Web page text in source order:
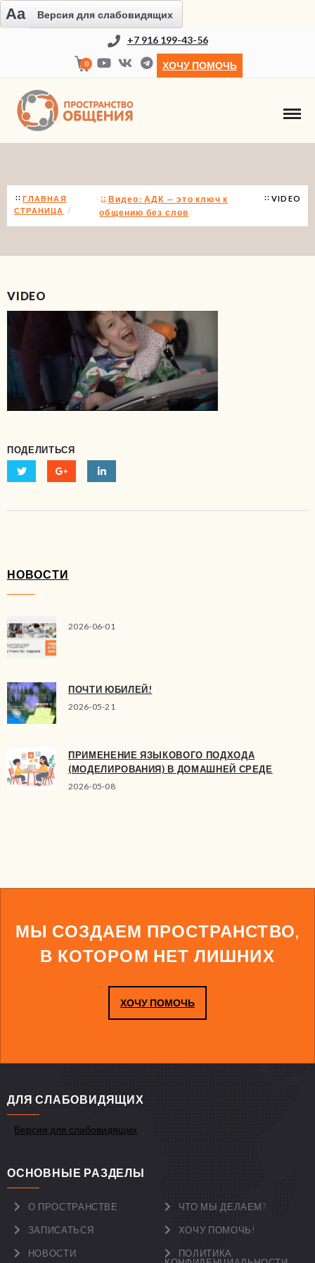
Aa Версия для слабовидящих
+7 916 199-43-56
0 ХОЧУ ПОМОЧЬ
ГЛАВНАЯ
СТРАНИЦА
Видео: АДК — это ключ к
общению без слов
VIDEO
VIDEO
ПОДЕЛИТЬСЯ
НОВОСТИ
2026-06-01
ПОЧТИ ЮБИЛЕЙ!
2026-05-21
ПРИМЕНЕНИЕ ЯЗЫКОВОГО ПОДХОДА
(МОДЕЛИРОВАНИЯ) В ДОМАШНЕЙ СРЕДЕ
2026-05-08
МЫ СОЗДАЕМ ПРОСТРАНСТВО,
В КОТОРОМ НЕТ ЛИШНИХ
ХОЧУ ПОМОЧЬ
ДЛЯ СЛАБОВИДЯЩИХ
Версия для слабовидящих
ОСНОВНЫЕ РАЗДЕЛЫ
О ПРОСТРАНСТВЕ ЧТО МЫ ДЕЛАЕМ?
ЗАПИСАТЬСЯ ХОЧУ ПОМОЧЬ!
НОВОСТИ
ПОЛИТИКА